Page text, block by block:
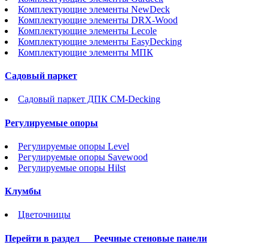
Комплектующие элементы NewDeck
Комплектующие элементы DRX-Wood
Комплектующие элементы Lecole
Комплектующие элементы EasyDecking
Комплектующие элементы МПК
Садовый паркет
Садовый паркет ДПК CM-Decking
Регулируемые опоры
Регулируемые опоры Level
Регулируемые опоры Savewood
Регулируемые опоры Hilst
Клумбы
Цветочницы
Перейти в раздел Реечные стеновые панели